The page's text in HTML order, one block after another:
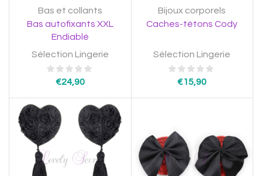
Bas et collants
Bas autofixants XXL
Endiablé
Sélection Lingerie
€24,90
Bijoux corporels
Caches-tétons Cody
Sélection Lingerie
€15,90